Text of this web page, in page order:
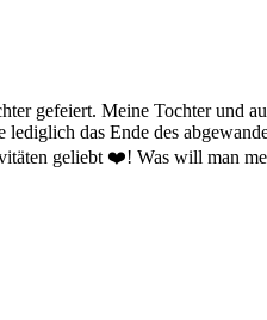
gefeiert. Meine Tochter und
das Ende des
geliebt ❤️! Was will man